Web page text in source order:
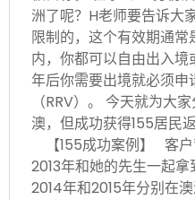
洲了呢？H老师要告诉大
限制的，这个有效期通
内，你都可以自由出入
年后你需要出境就必须
（RRV）。 今天就为大
澳，但成功获得155居民
【155成功案例】 客户
2013年和她的先生一起
2014年和2015年分别在